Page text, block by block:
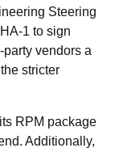
Steering
1 to sign
vendors a
stricter
RPM package
Additionally,